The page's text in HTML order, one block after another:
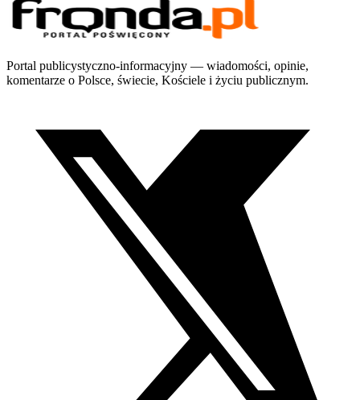
Portal publicystyczno-informacyjny — wiadomości, opinie,
komentarze o Polsce, świecie, Kościele i życiu publicznym.